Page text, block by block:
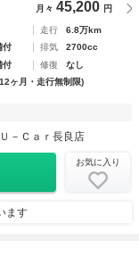
月々 45,200 円
走行
6.8万km
付 排気
2700cc
付 修復
なし
ヶ月・走行無制限)
－Ｃａｒ長良店
お気に入り
ます